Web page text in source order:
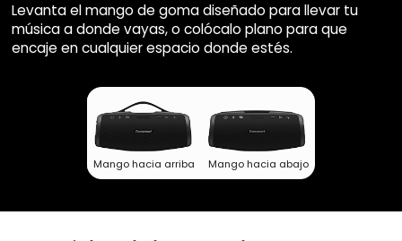
Levanta el mango de goma diseñado para llevar tu
músicaa donde vayas, o colócalo plano para que
encaje en cualquierespacio donde estés.
Mango hacia arriba Mango hacia abajo